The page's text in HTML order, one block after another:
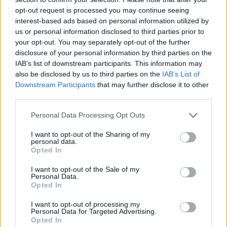
opt-out request is processed you may continue seeing
interest-based ads based on personal information utilized by
us or personal information disclosed to third parties prior to
your opt-out. You may separately opt-out of the further
disclosure of your personal information by third parties on the
IAB’s list of downstream participants. This information may
also be disclosed by us to third parties on the IAB’s List of
Downstream Participants that may further disclose it to other
Personal Data Processing Opt Outs
I want to opt-out of the Sharing of my
personal data.
Opted In
I want to opt-out of the Sale of my
Personal Data.
Opted In
I want to opt-out of processing my
Personal Data for Targeted Advertising.
Opted In
Deseu el meu nom, el correu electrònic i el lloc web en
aquest navegador per a la propera vegada que comenti.
Captcha10 * 5 = ?
characters
CAPTCHA
ÚLTIMES NOTÍCIES
La Cursa de l’Aldea segona d’etiqueta d’or
de la Running Sèries Terres de l’Ebre